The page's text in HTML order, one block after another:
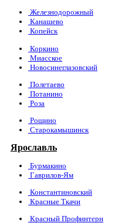
Железнодорожный
Канашево
Копейск
Коркино
Миасское
Новосинеглазовский
Полетаево
Потанино
Роза
Рощино
Старокамышинск
Ярославль
Бурмакино
Гаврилов-Ям
Константиновский
Красные Ткачи
Красный Профинтерн